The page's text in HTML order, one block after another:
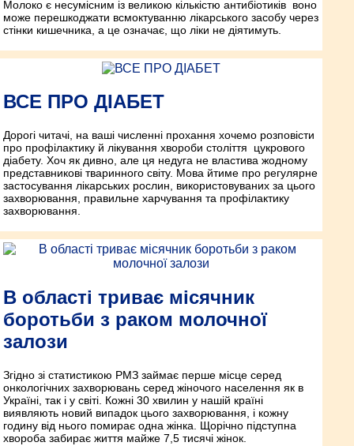
Молоко є несумісним із великою кількістю антибіотиків ­ воно
може перешкоджати всмоктуванню лікарського засобу через
стінки кишечника, а це означає, що ліки не діятимуть.
ВСЕ ПРО ДІАБЕТ
Дорогі читачі, на ваші численні прохання хочемо розповісти
про профілактику й лікування хвороби століття ­ цукрового
діабету. Хоч як дивно, але ця недуга не властива жодному
представникові тваринного світу. Мова йтиме про регулярне
застосування лікарських рослин, використовуваних за цього
захворювання, правильне харчування та профілактику
захворювання.
В області триває місячник
боротьби з раком молочної
залози
Згідно зі статистикою РМЗ займає перше місце серед
онкологічних захворювань серед жіночого населення як в
Україні, так і у світі. Кожні 30 хвилин у нашій країні
виявляють новий випадок цього захворювання, і кожну
годину від нього помирає одна жінка. Щорічно підступна
хвороба забирає життя майже 7,5 тисячі жінок.